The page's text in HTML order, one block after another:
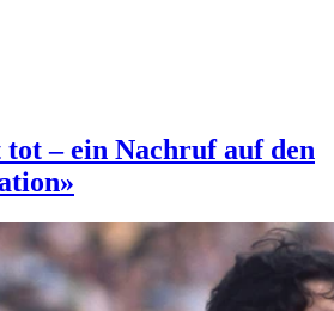
– ein Nachruf auf den